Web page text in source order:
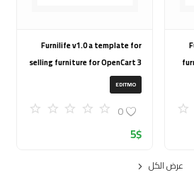
Furnilife v1.0 a template for
selling furniture for OpenCart 3
(ZIP)
EDITMO
0
5$
عرض الكل